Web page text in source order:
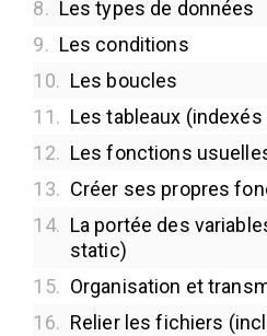
8. Les types de données
9. Les conditions
10. Les boucles
11. Les tableaux
12. Les fonctions
13. Créer ses propres
14. La portée des
static)
15. Organisation et
16. Relier les fichiers